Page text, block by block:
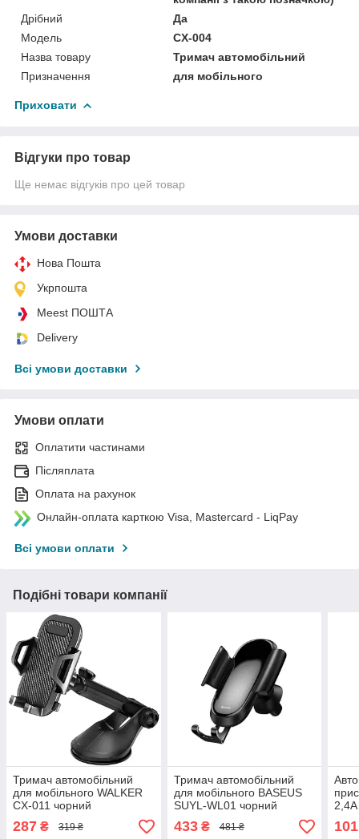
Дрібний
Да
Мoдель
CX-004
Назва товару
Тримач автомобільний
Призначення
для мобільного
Приховати
Відгуки про товар
Ще немає відгуків про цей товар
Умови доставки
Нова Пошта
Укрпошта
Meest ПОШТА
Delivery
Всі умови доставки
Умови оплати
Оплатити частинами
Післяплата
Оплата на рахунок
Онлайн-оплата карткою Visa, Mastercard - LiqPay
Всі умови оплати
Подібні товари компанії
Тримач автомобільний
для мобільного WALKER
CX-011 чорний
287 ₴ 319 ₴
Тримач автомобільний
для мобільного BASEUS
SUYL-WL01 чорний
433₴ 481 ₴ 101